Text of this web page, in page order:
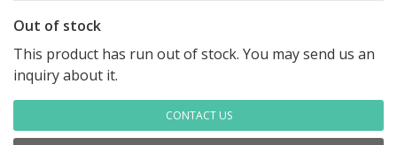
Out of stock
This product has run out of stock. You may send us an
inquiry about it.
CONTACT US